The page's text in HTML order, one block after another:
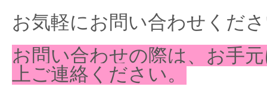
お気軽にお問い合わせくだ
お問い合わせの際は、お手
上ご連絡ください。